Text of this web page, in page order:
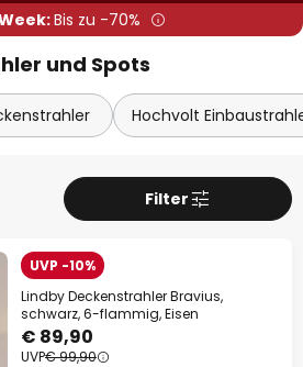
Bis zu -70%
und Spots
Hochvolt
Filter
UVP -10%
Lindby Deckenstrahler Bravius,
schwarz, 6-flammig, Eisen
€ 89,90
UVP€ 99,90